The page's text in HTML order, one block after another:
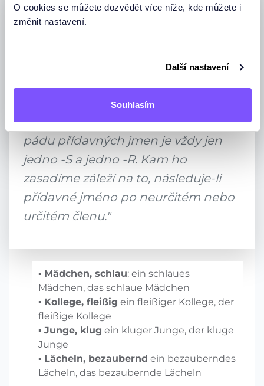
O cookies se můžete dozvědět více níže, kde můžete i
změnit nastavení.
Další nastavení
Souhlasím
"A o to právě jde u pravidla nesyčet,
nevrčet. Někoho by možná lákalo
říct: DaskleinesKind; Deralter
Mann. To bychom ale porušili
přídavných jmen v 1.pádu →
Nesssyčet, nevrrrčet!V prvním
pádu přídavných jmen je vždy jen
jedno -S a jedno -R. Kam ho
zasadíme záleží na to, následuje-li
přídavné jméno po neurčitém nebo
určitém členu."
Mädchen, schlau: ein schlaues
Mädchen, das schlaue Mädchen
Kollege, fleißig ein fleißiger Kollege, der
fleißige Kollege
Junge, klug ein kluger Junge, der kluge
Junge
Lächeln, bezaubernd ein bezauberndes
Lächeln, das bezaubernde Lächeln